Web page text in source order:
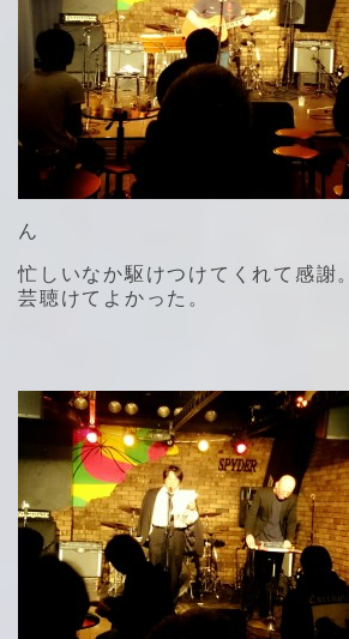
ん
忙しいなか駆けつけてくれて感謝
芸聴けてよかった。